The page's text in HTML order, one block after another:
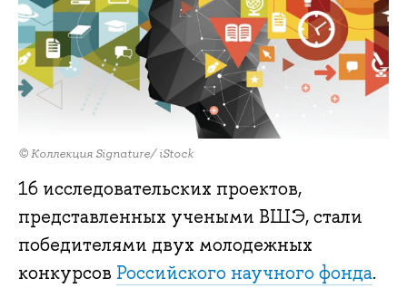
© Коллекция Signature/ iStock
16 исследовательских проектов,
представленных учеными ВШЭ, стали
победителями двух молодежных
конкурсов Российского научного фонда.